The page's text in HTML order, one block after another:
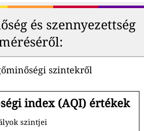
és szennyezettség
szintekről
index (AQI) értékek
szintjei